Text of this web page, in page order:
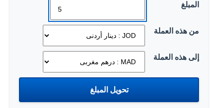
المبلغ
من هذه العملة
إلى هذه العملة